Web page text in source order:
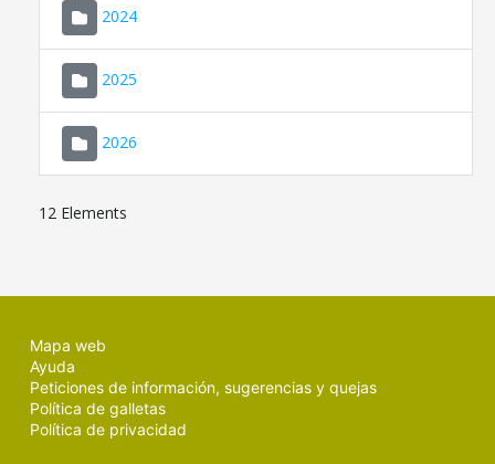
2024
2025
2026
12 Elements
Mapa web
Ayuda
Peticiones de información, sugerencias y quejas
Política de galletas
Política de privacidad